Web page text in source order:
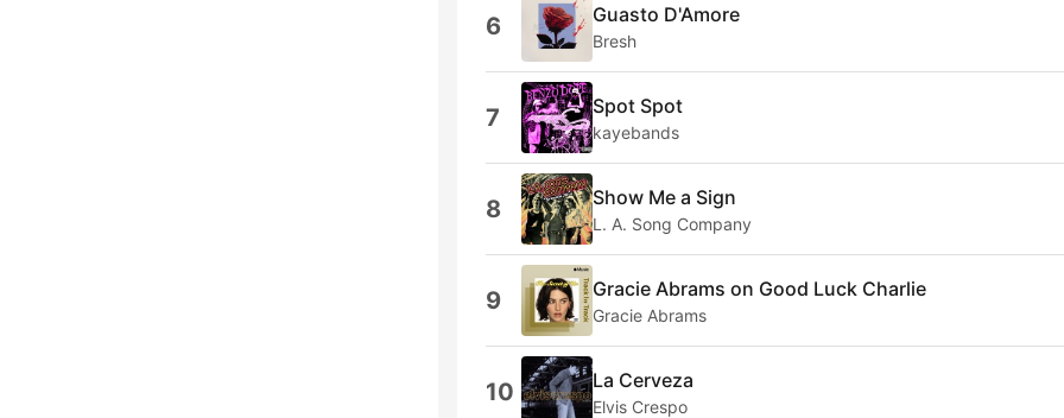
6 Guasto D'Amore
Bresh
7 Spot Spot
kayebands
8 Show Me a Sign
L. A. Song Company
9 Gracie Abrams on Good Luck Charlie
Gracie Abrams
10 La Cerveza
Elvis Crespo